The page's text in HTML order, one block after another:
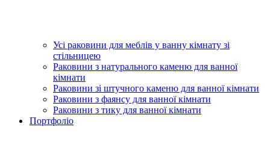
Усі раковини для меблів у ванну кімнату зі
стільницею
Раковини з натурального каменю для ванної
кімнати
Раковини зі штучного каменю для ванної кімнати
Раковини з фаянсу для ванної кімнати
Раковини з тику для ванної кімнати
Портфоліо